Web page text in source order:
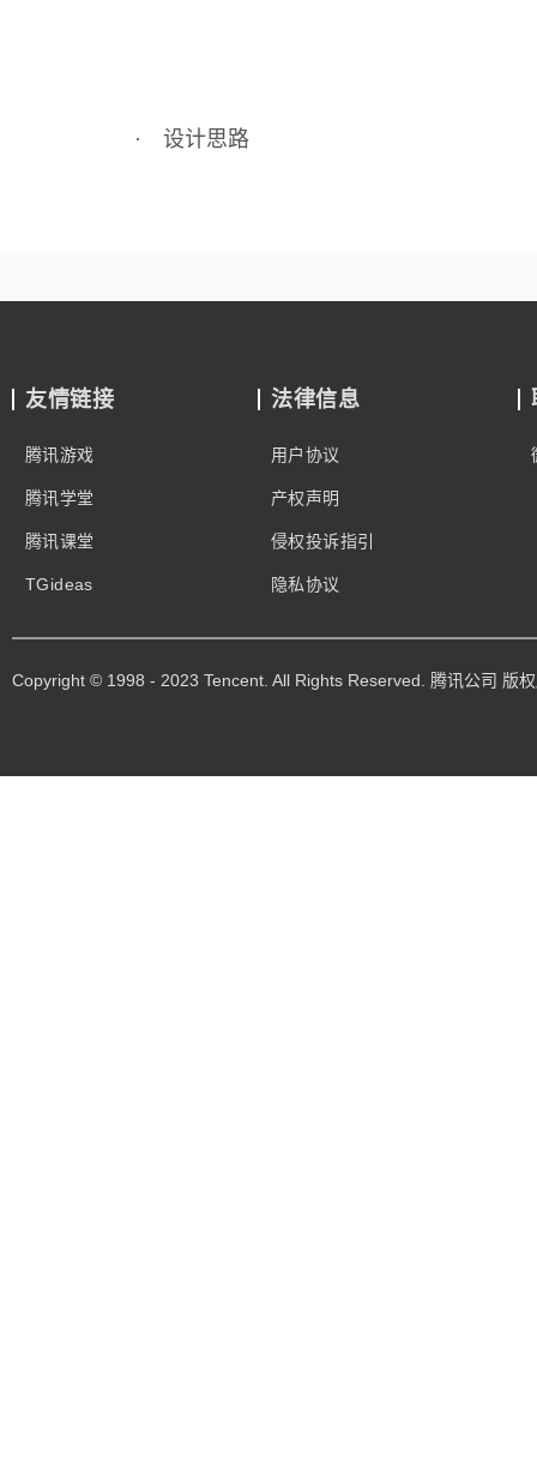
· 设计思路
友情链接
腾讯游戏
腾讯学堂
腾讯课堂
TGideas
法律信息
用户协议
产权声明
侵权投诉指引
隐私协议
Copyright © 1998 - 2023 Tencent. All Rights Reserved. 腾讯公司 版